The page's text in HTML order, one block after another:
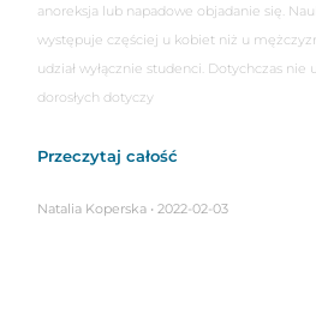
anoreksja lub napadowe objadanie się.
występuje częściej u kobiet niż u
udział wyłącznie studenci. Dotychczas nie
dorosłych dotyczy
Przeczytaj całość
Natalia Koperska 2022-02-03